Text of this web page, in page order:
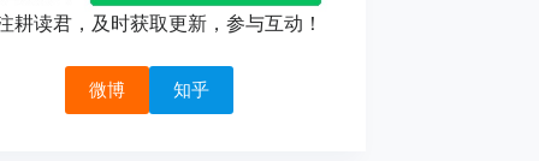
耕读君，及时获取更新，参与互动！
微博 知乎